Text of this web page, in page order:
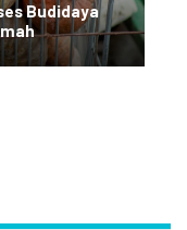
Budidaya